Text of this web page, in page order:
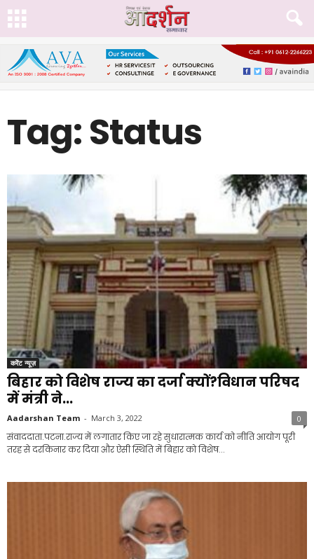
Tag: Status
करेंट न्यूज़
बिहार को विशेष राज्य का दर्जा क्यों?विधान परिषद
में मंत्री ने...
Aadarshan Team - March 3, 2022 0
संवाददाता.पटना.राज्य में लगातार किए जा रहे सुधारात्मक कार्य को नीति आयोग पूरी
तरह से दरकिनार कर दिया और ऐसी स्थिति में बिहार को विशेष...